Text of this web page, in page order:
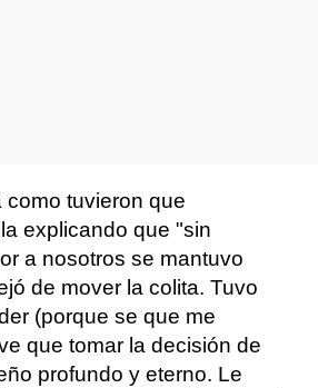
tuvieron que
explicando que "sin
a nosotros se mantuvo
de mover la colita. Tuvo
(porque se que me
que tomar la decisión de
profundo y eterno. Le